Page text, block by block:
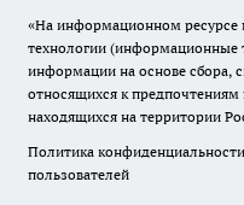
«На информационном ресурсе
технологии (информационные
информации на основе сбора,
относящихся к предпочтениям
находящихся на территории
Политика
пользователей